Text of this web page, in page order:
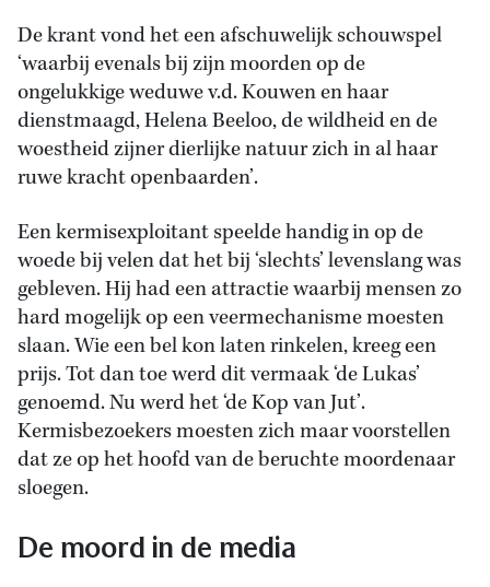
De krant vond het een afschuwelijk schouwspel
‘waarbij evenals bij zijn moorden op de
ongelukkige weduwe v.d. Kouwen en haar
dienstmaagd, Helena Beeloo, de wildheid en de
woestheid zijner dierlijke natuur zich in al haar
ruwe kracht openbaarden’.
Een kermisexploitant speelde handig in op de
woede bij velen dat het bij ‘slechts’ levenslang was
gebleven. Hij had een attractie waarbij mensen zo
hard mogelijk op een veermechanisme moesten
slaan. Wie een bel kon laten rinkelen, kreeg een
prijs. Tot dan toe werd dit vermaak ‘de Lukas’
genoemd. Nu werd het ‘de Kop van Jut’.
Kermisbezoekers moesten zich maar voorstellen
dat ze op het hoofd van de beruchte moordenaar
sloegen.
De moord in de media